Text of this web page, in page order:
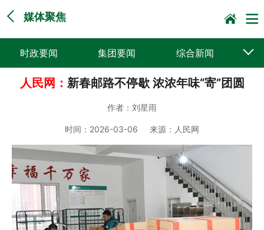
媒体聚焦
时政要闻 集团要闻 综合新闻
媒体聚焦 党建动态 普遍服务
企业文化
人民网： 新春邮路不停歇 浓浓年味“寄”团圆
作者： 刘星雨
时间： 2026-03-06 来源： 人民网